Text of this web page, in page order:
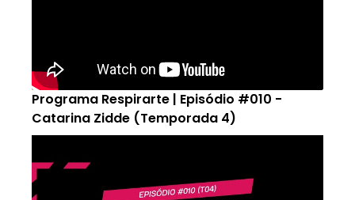
Programa Respirarte | Episódio #010 -
Catarina Zidde (Temporada 4)